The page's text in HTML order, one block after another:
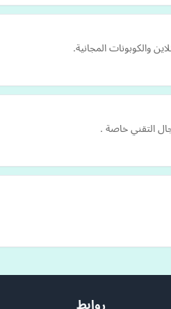
المجانية.
التقني خاصة .
روابط